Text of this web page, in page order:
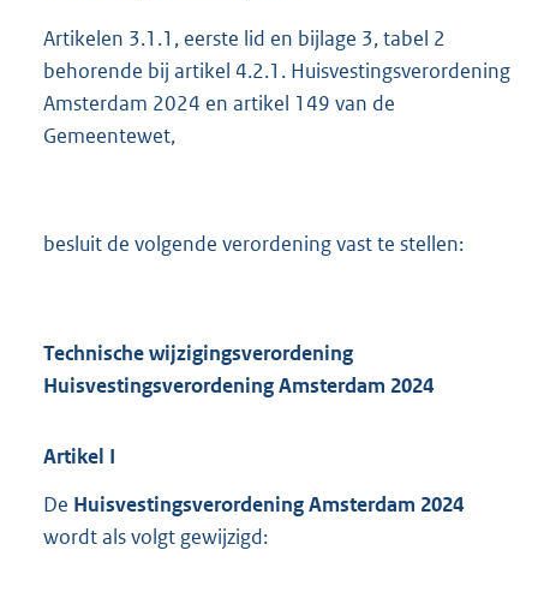
Artikelen 3.1.1, eerste lid en bijlage 3, tabel 2
behorende bij artikel 4.2.1. Huisvestingsverordening
Amsterdam 2024 en artikel 149 van de
Gemeentewet,
besluit de volgende verordening vast te stellen:
Technische wijzigingsverordening
Huisvestingsverordening Amsterdam 2024
Artikel I
De Huisvestingsverordening Amsterdam 2024
wordt als volgt gewijzigd: